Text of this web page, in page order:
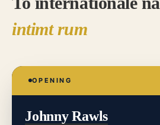
intimt rum
OPENING
Johnny Rawls